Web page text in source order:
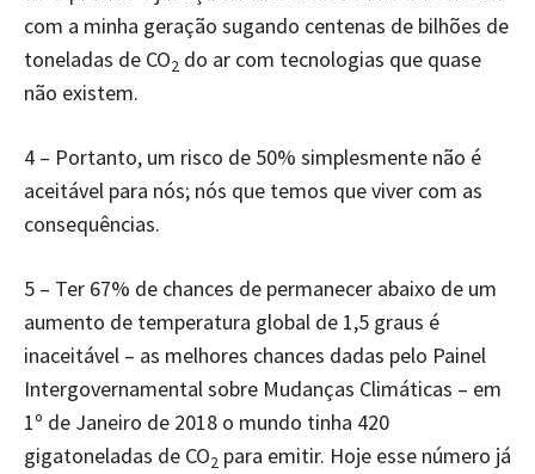
com a minha geração sugando centenas de bilhões de
toneladas de CO2 do ar com tecnologias que quase
não existem.
4 – Portanto, um risco de 50% simplesmente não é
aceitável para nós; nós que temos que viver com as
consequências.
5 – Ter 67% de chances de permanecer abaixo de um
aumento de temperatura global de 1,5 graus é
inaceitável – as melhores chances dadas pelo Painel
Intergovernamental sobre Mudanças Climáticas – em
1º de Janeiro de 2018 o mundo tinha 420
gigatoneladas de CO2 para emitir. Hoje esse número já